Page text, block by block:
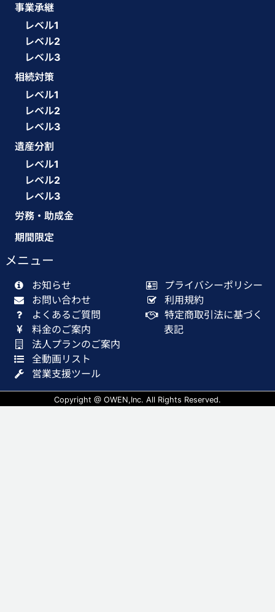
事業承継
レベル1
レベル2
レベル3
相続対策
レベル1
レベル2
レベル3
遺産分割
レベル1
レベル2
レベル3
労務・助成金
期間限定
メニュー
お知らせ
お問い合わせ
よくあるご質問
料金のご案内
法人プランのご案内
全動画リスト
営業支援ツール
プライバシーポリシー
利用規約
特定商取引法に基づく
表記
Copyright @ OWEN,Inc. All Rights Reserved.